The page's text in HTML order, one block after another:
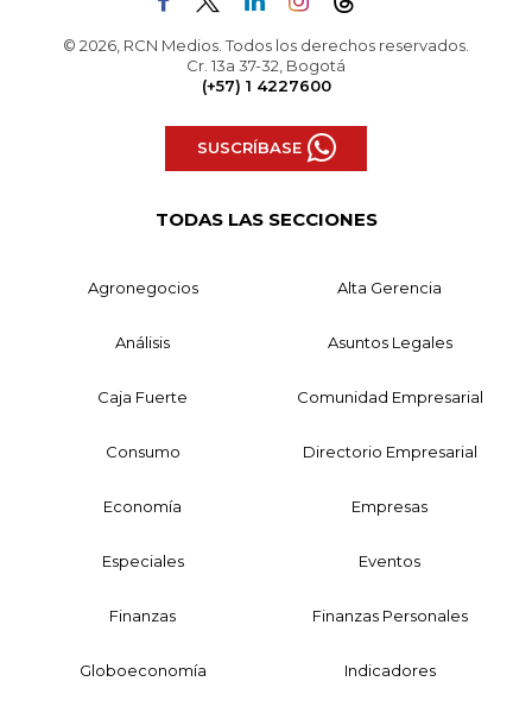
© 2026, RCN Medios. Todos los derechos reservados.
Cr. 13a 37-32, Bogotá
(+57) 1 4227600
SUSCRÍBASE
TODAS LAS SECCIONES
Agronegocios Alta Gerencia
Análisis Asuntos Legales
Caja Fuerte Comunidad Empresarial
Consumo Directorio Empresarial
Economía Empresas
Especiales Eventos
Finanzas Finanzas Personales
Globoeconomía Indicadores